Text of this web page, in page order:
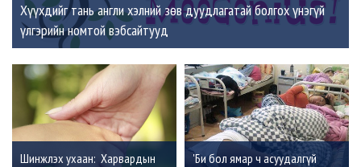
Хүүхдийг тань англи хэлний зөв дуудлагатай болгох үнэгүй
үлгэрийн номтой вэбсайтууд
Шинжлэх ухаан: Харвардын
'Би бол ямар ч асуудалгүй